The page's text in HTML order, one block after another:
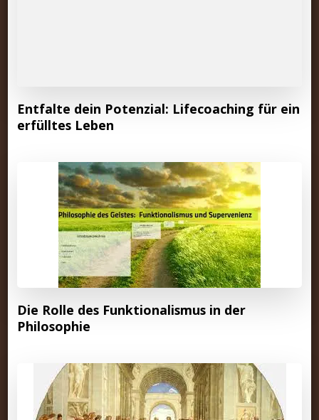
Entfalte dein Potenzial: Lifecoaching für ein
erfülltes Leben
Die Rolle des Funktionalismus in der
Philosophie